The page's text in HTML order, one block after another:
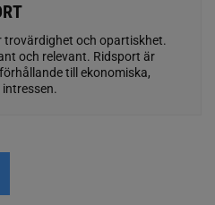
trovärdighet och opartiskhet.
och relevant. Ridsport är
till ekonomiska,